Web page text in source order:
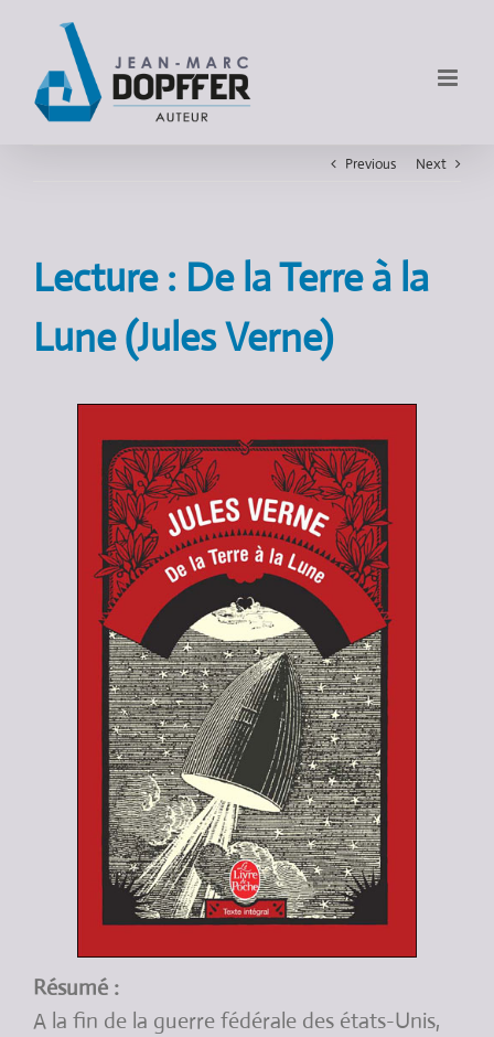
Previous Next
Lecture : De la Terre à la
Lune (Jules Verne)
Résumé :
A la fin de la guerre fédérale des états-Unis,